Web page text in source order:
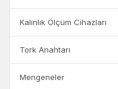
Kalınlık Ölçüm Cihazları
Tork Anahtarı
Mengeneler